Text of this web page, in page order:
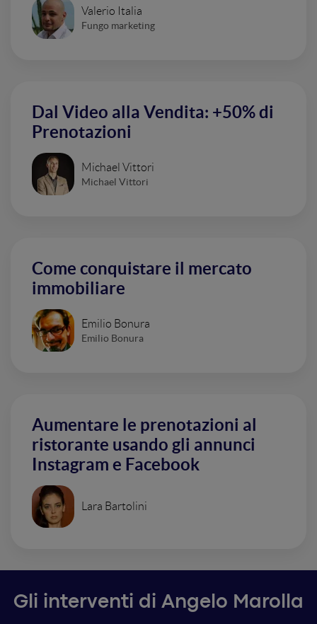
Valerio Italia
Fungo marketing
Dal Video alla Vendita: +50% di
Prenotazioni
Michael Vittori
Michael Vittori
Come conquistare il mercato
immobiliare
Emilio Bonura
Emilio Bonura
Aumentare le prenotazioni al
ristorante usando gli annunci
Instagram e Facebook
Lara Bartolini
Gli interventi di Angelo Marolla